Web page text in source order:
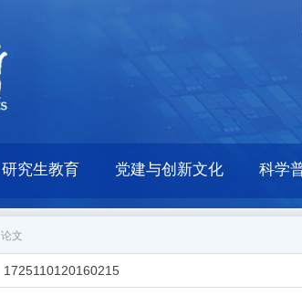
研究生教育 党建与创新文化 科学
论文
1725110120160215